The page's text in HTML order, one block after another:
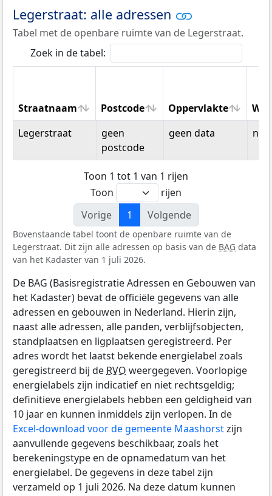
Legerstraat: alle adressen
Tabel met de openbare ruimte van de Legerstraat.
Zoek in de tabel:
Straatnaam Postcode Oppervlakte
Straatnaam
Postcode Oppervlakte
Legerstraat
geen
postcode
geen data
Toon 1 tot 1 van 1 rijen
Toon
rijen
Vorige
1 Volgende
Bovenstaande tabel toont de openbare ruimte van de
Legerstraat. Dit zijn alle adressen op basis van de BAG data
van het Kadaster van 1 juli 2026.
De BAG (Basisregistratie Adressen en Gebouwen van
het Kadaster) bevat de officiële gegevens van alle
adressen en gebouwen in Nederland. Hierin zijn,
naast alle adressen, alle panden, verblijfsobjecten,
standplaatsen en ligplaatsen geregistreerd. Per
adres wordt het laatst bekende energielabel zoals
geregistreerd bij de RVO weergegeven. Voorlopige
energielabels zijn indicatief en niet rechtsgeldig;
definitieve energielabels hebben een geldigheid van
10 jaar en kunnen inmiddels zijn verlopen. In de
Excel-download voor de gemeente Maashorstzijn
aanvullende gegevens beschikbaar, zoals het
berekeningstype en de opnamedatum van het
energielabel. De gegevens in deze tabel zijn
verzameld op 1 juli 2026. Na deze datum kunnen